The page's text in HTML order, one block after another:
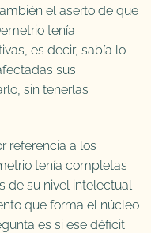
el aserto de que
tenía
es decir, sabía lo
sus
sin tenerlas
referencia a los
tenía completas
de su nivel intelectual
que forma el núcleo
es si ese déficit